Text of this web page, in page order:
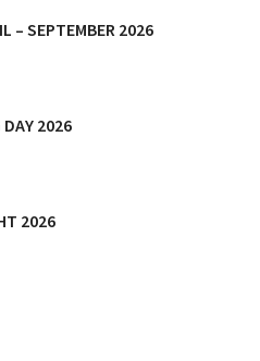
– SEPTEMBER 2026
DAY 2026
2026